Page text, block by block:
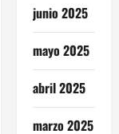
junio 2025
mayo 2025
abril 2025
marzo 2025